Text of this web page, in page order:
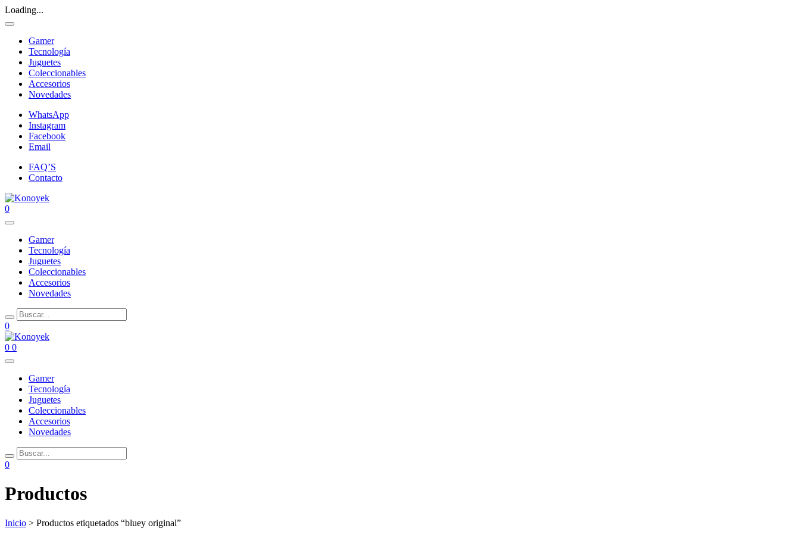
Loading...
Gamer
Tecnología
Juguetes
Coleccionables
Accesorios
Novedades
WhatsApp
Instagram
Facebook
Email
FAQ’S
Contacto
0
Gamer
Tecnología
Juguetes
Coleccionables
Accesorios
Novedades
0
0 0
Gamer
Tecnología
Juguetes
Coleccionables
Accesorios
Novedades
0
Productos
Inicio > Productos etiquetados “bluey original”